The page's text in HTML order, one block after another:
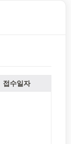
접수일자